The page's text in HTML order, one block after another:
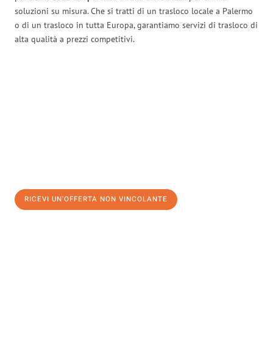
soluzioni su misura. Che si tratti di un trasloco locale a Palermo
o di un trasloco in tutta Europa, garantiamo servizi di trasloco di
alta qualità a prezzi competitivi.
RICEVI UN'OFFERTA NON VINCOLANTE